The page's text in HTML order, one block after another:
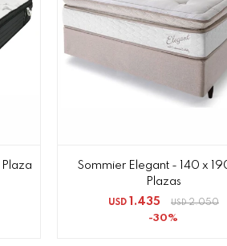
Sommier Elegant - 140 x
Plazas
USD 1.435 USD 2.050
30